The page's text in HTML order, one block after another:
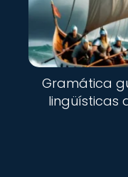
Gramática
lingüísticas